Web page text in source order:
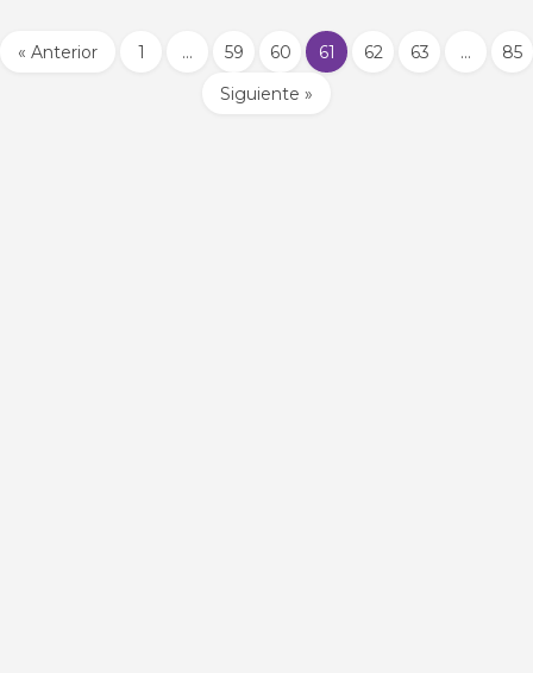
« Anterior 1 … 59 60 61 62 63 …
85
Siguiente »